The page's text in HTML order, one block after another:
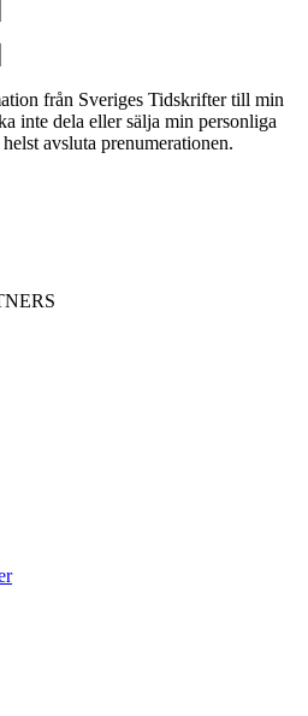
från Sveriges Tidskrifter till min
inte dela eller sälja min personliga
avsluta prenumerationen.